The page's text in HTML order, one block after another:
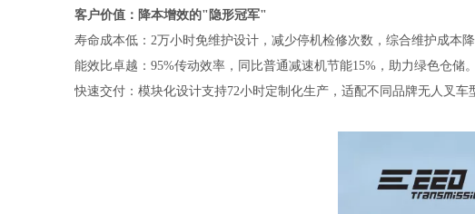
客户价值：降本增效的"隐形冠军"
寿命成本低：2万小时免维护设计，减少停机检修次数，综合维护成本降
能效比卓越：95%传动效率，同比普通减速机节能15%，助力绿色仓储。
快速交付：模块化设计支持72小时定制化生产，适配不同品牌无人叉车